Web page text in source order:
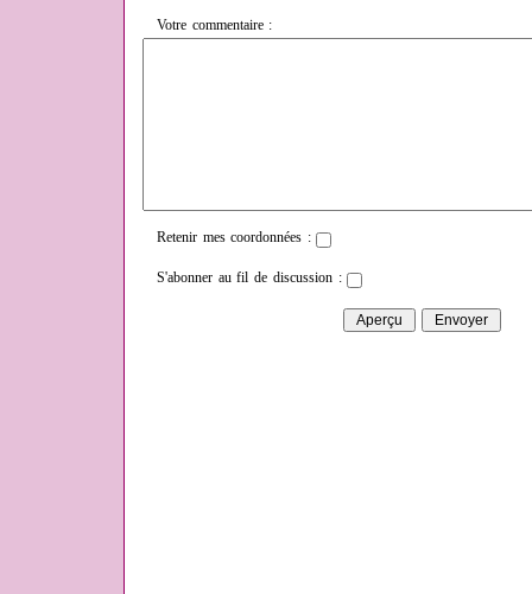
Votre commentaire :
Retenir mes coordonnées :
S'abonner au fil de discussion :